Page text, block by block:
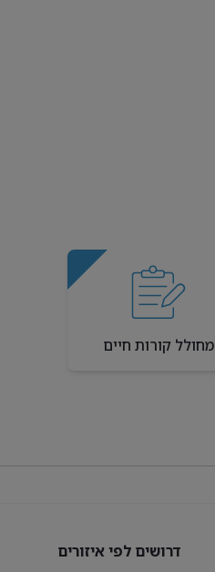
מחולל קורות חיים
דרושים לפי איזורים